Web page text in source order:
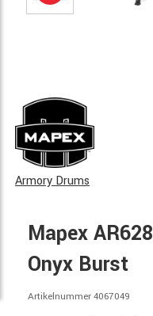
Armory Drums
Mapex
Onyx Burst
Artikelnummer 4067049